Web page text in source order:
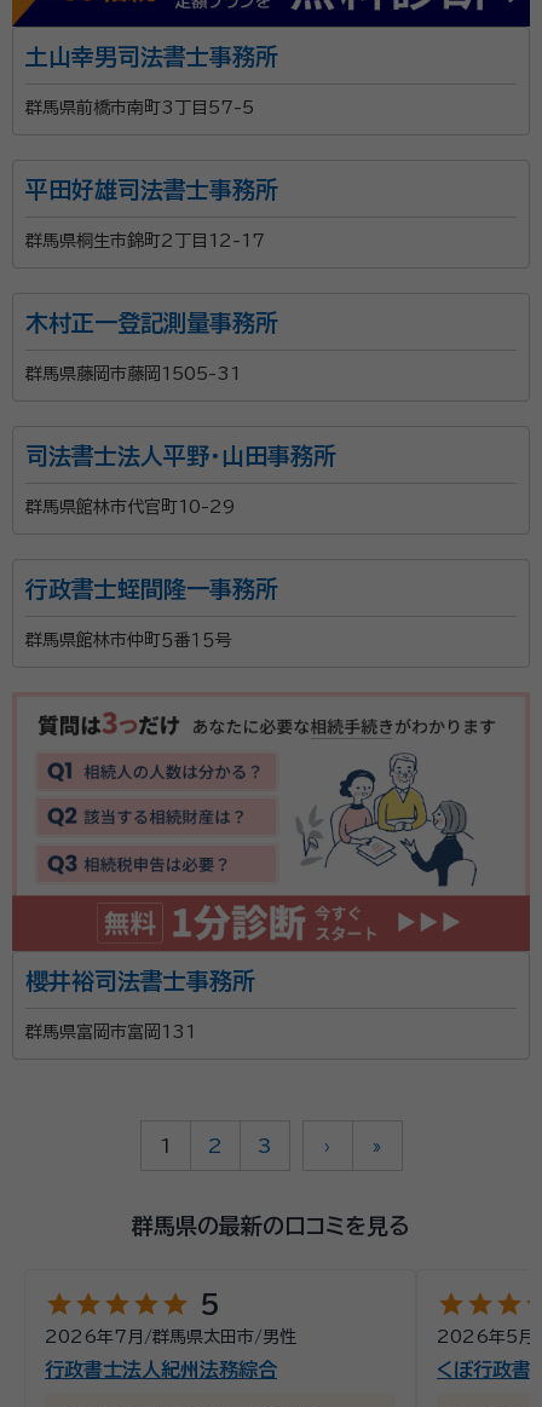
土山幸男司法書士事務所
群馬県前橋市南町3丁目57-5
平田好雄司法書士事務所
群馬県桐生市錦町2丁目12-17
木村正一登記測量事務所
群馬県藤岡市藤岡1505-31
司法書士法人平野・山田事務所
群馬県館林市代官町10-29
行政書士蛭間隆一事務所
群馬県館林市仲町５番１５号
櫻井裕司法書士事務所
群馬県富岡市富岡131
1 2 3 › »
群馬県の最新の口コミを見る
starstarstarstarstar 5
2026年7月 /群馬県太田市/男性
行政書士法人紀州法務綜合
starstarstar
2026年5月
くぼ行政書